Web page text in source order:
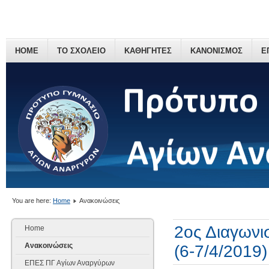
HOME ΤΟ ΣΧΟΛΕΙΟ ΚΑΘΗΓΗΤΕΣ ΚΑΝΟΝΙΣΜΟΣ
You are here: Home Ανακοινώσεις
Home
Ανακοινώσεις
ΕΠΕΣ ΠΓ Αγίων Αναργύρων
2ος
(6-7/4/2019)